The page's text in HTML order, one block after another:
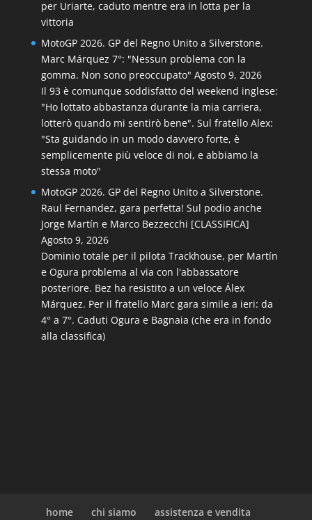
per Uriarte, caduto mentre era in lotta per la
vittoria
MotoGP 2026. GP del Regno Unito a Silverstone.
Marc Márquez 7°: "Nessun problema con la
gomma. Non sono preoccupato" Agosto 9, 2026
Il 93 è comunque soddisfatto del weekend inglese:
"Ho lottato abbastanza durante la mia carriera,
lotterò quando mi sentirò bene". Sul fratello Alex:
"Sta guidando in un modo davvero forte, è
semplicemente più veloce di noi, e abbiamo la
stessa moto"
MotoGP 2026. GP del Regno Unito a Silverstone.
Raul Fernandez, gara perfetta! Sul podio anche
Jorge Martín e Marco Bezzecchi [CLASSIFICA]
Agosto 9, 2026
Dominio totale per il pilota Trackhouse, per Martín
e Ogura problema al via con l'abbassatore
posteriore. Bez ha resistito a un veloce Álex
Márquez. Per il fratello Marc gara simile a ieri: da
4° a 7°. Caduti Ogura e Bagnaia (che era in fondo
alla classifica)
home chi siamo assistenza e vendita